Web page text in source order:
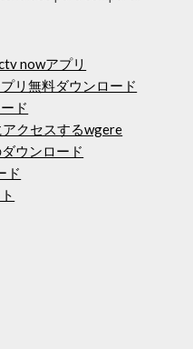
nowアプリ
リ無料ダウンロード
ド
クセスするwgere
ウンロード
ド